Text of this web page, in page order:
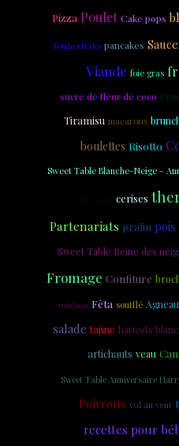
Pizza Poulet Cake pops
Tendres Perles pancakes
Viande foie gras
sucre de fleur de coco
Tiramisu macarons
boulettes Risotto
Sweet Table Blanche-Neige -
cerises
Partenariats pralin pois
Sweet Table Reine des
Fromage Confiture
rutabaga Fêta soufflé Agneau
salade tajine haricots
artichauts veau
Sweet Table Anniversaire
Poivrons vol au vent
recettes pour